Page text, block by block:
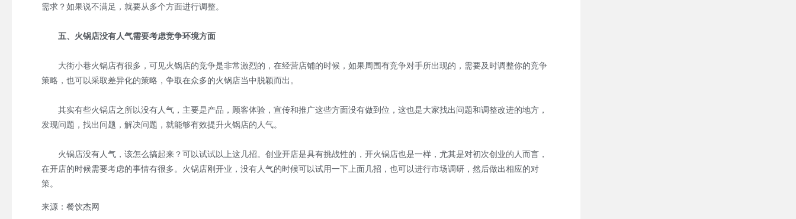
需求？如果说不满足，就要从多个方面进行调整。
五、火锅店没有人气需要考虑竞争环境方面
大街小巷火锅店有很多，可见火锅店的竞争是非常激烈的，在经营店铺的时候，如果周围有竞争对手所出现的，需要及时调整你的竞争
策略，也可以采取差异化的策略，争取在众多的火锅店当中脱颖而出。
其实有些火锅店之所以没有人气，主要是产品，顾客体验，宣传和推广这些方面没有做到位，这也是大家找出问题和调整改进的地方，
发现问题，找出问题，解决问题，就能够有效提升火锅店的人气。
火锅店没有人气，该怎么搞起来？可以试试以上这几招。创业开店是具有挑战性的，开火锅店也是一样，尤其是对初次创业的人而言，
在开店的时候需要考虑的事情有很多。火锅店刚开业，没有人气的时候可以试用一下上面几招，也可以进行市场调研，然后做出相应的对
策。
来源：餐饮杰网